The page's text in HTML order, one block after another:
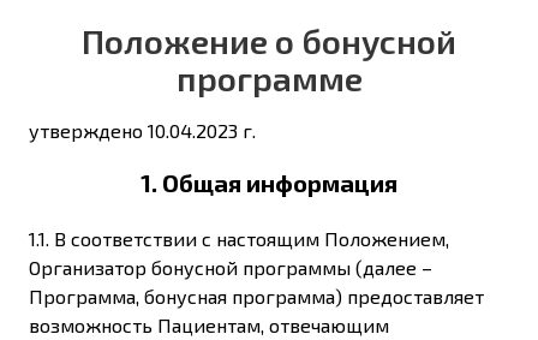
Положение о бонусной
программе
утверждено 10.04.2023 г.
1. Общая информация
1.1. В соответствии с настоящим Положением,
Организатор бонусной программы (далее –
Программа, бонусная программа) предоставляет
возможность Пациентам, отвечающим